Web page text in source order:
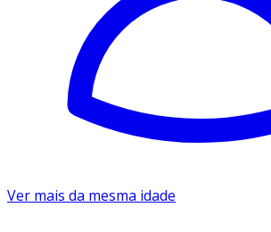
Ver mais da mesma idade